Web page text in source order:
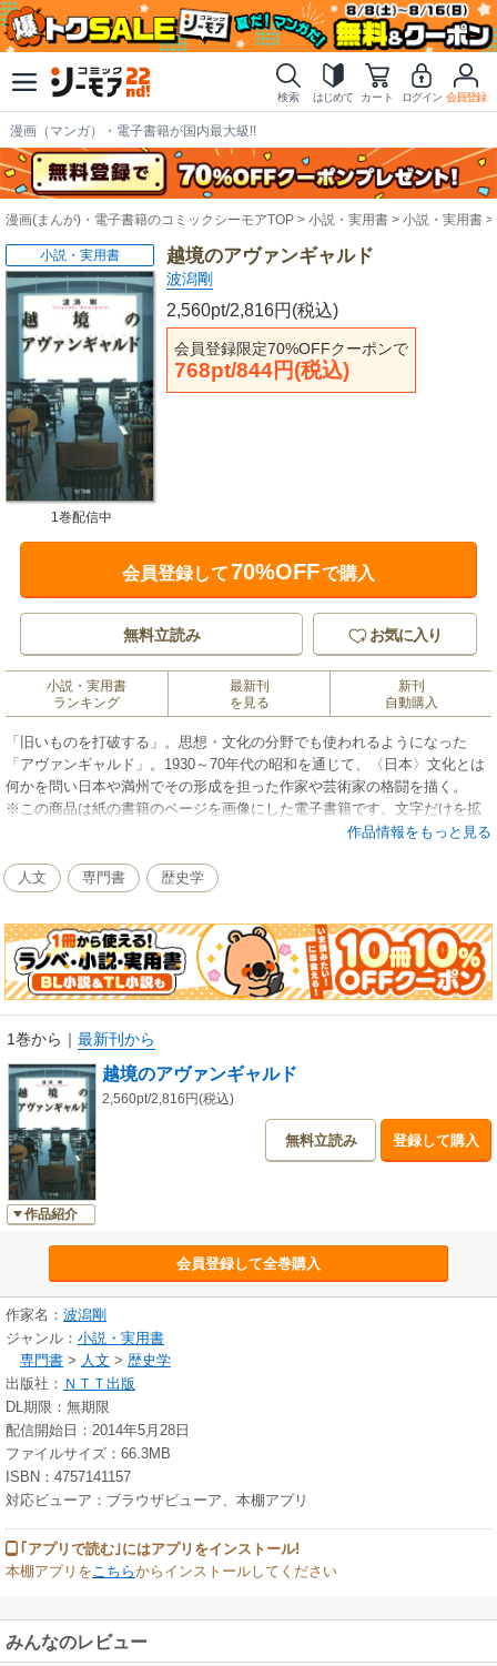
検索 はじめて カート ログイン 会員登録
漫画（マンガ）・電子書籍が国内最大級!!
漫画(まんが)・電子書籍のコミックシーモアTOP 小説・実用書 小説・実用書
越境のアヴァンギャルド
波潟剛
2,560pt/2,816円(税込)
会員登録限定70%OFFクーポンで
768pt/844円(税込)
小説・実用書
1巻配信中
会員登録して70%OFFで購入
無料立読み お気に入り
小説・実用書
ランキング
最新刊
を見る
新刊
自動購入
「旧いものを打破する」。思想・文化の分野でも使われるようになった
「アヴァンギャルド」。1930～70年代の昭和を通じて、〈日本〉文化とは
何かを問い日本や満州でその形成を担った作家や芸術家の格闘を描く。
※この商品は紙の書籍のページを画像にした電子書籍です。文字だけを拡
大することはできませんので、予めご了承ください。試し読みファイルに
作品情報をもっと見る
人文 専門書 歴史学
1巻から ｜ 最新刊から
作品紹介
越境のアヴァンギャルド
2,560pt/2,816円(税込)
無料立読み 登録して購入
会員登録して全巻購入
作家名： 波潟剛
ジャンル： 小説・実用書
専門書 > 人文 > 歴史学
出版社： ＮＴＴ出版
DL期限：無期限
配信開始日：2014年5月28日
ファイルサイズ：66.3MB
ISBN：4757141157
対応ビューア：ブラウザビューア、本棚アプリ
｢アプリで読む｣にはアプリをインストール!
本棚アプリを こちらからインストールしてください
みんなのレビュー